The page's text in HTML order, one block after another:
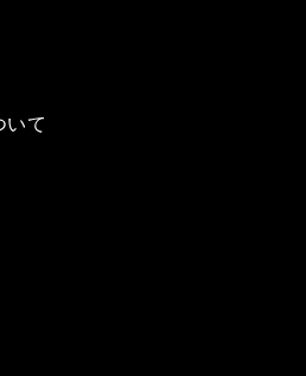
いて